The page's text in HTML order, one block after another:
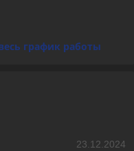
график работы
23.12.2024